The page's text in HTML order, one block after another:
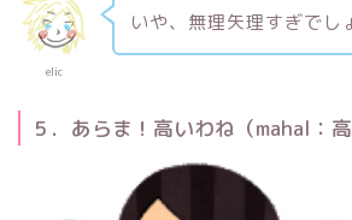
elic
いや、無理矢理すぎでし
５．あらま！高いわね（mahal：高